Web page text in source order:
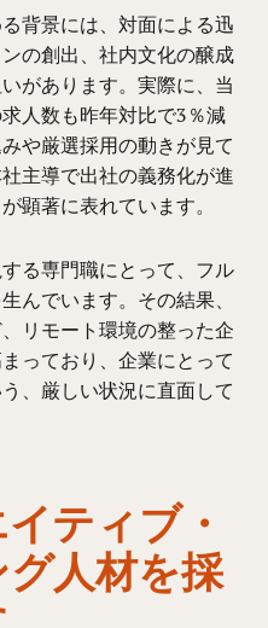
背景には、対面による迅
の創出、社内文化の醸成
があります。実際に、当
人数も昨年対比で3％減
や厳選採用の動きが見て
主導で出社の義務化が進
顕著に表れています。
る専門職にとって、フル
んでいます。その結果、
リモート環境の整った企
っており、企業にとって
、厳しい状況に直面して
ティブ・
人材を採